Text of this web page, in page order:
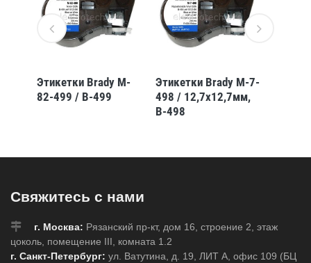
Этикетки Brady M-
82-499 / B-499
Этикетки Brady M-7-
498 / 12,7x12,7мм,
B-498
Свяжитесь с нами
г. Москва: Рязанский пр-кт, дом 16, строение 2, этаж
цоколь, помещение III, комната 1.2
г. Санкт-Петербург: ул. Ватутина, д. 19, ЛИТ А, офис 109 (БЦ